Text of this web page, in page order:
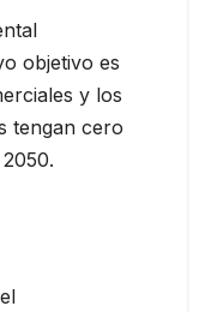
objetivo es
y los
tengan cero